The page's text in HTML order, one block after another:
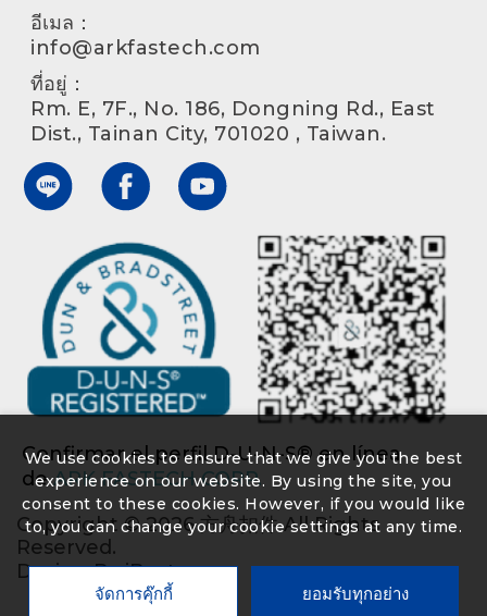
อีเมล：
info@arkfastech.com
ที่อยู่：
Rm. E, 7F., No. 186, Dongning Rd., East
Dist., Tainan City, 701020 , Taiwan.
Confirmar el perfil D-U-N-S® en línea
deARK FASTECH CORP.
Copyright © 2026 方舟扣件 All Rights
Reserved.
Design By iBest
We use cookies to ensure that we give you the best
experience on our website. By using the site, you
consent to these cookies. However, if you would like
to, you can change your cookie settings at any time.
จัดการคุ๊กกี้ ยอมรับทุกอย่าง